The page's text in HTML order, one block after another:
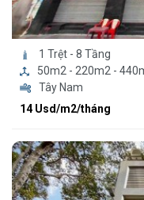
1 Trệt - 8 Tầng
50m2 - 220m2 -
Tây Nam
14 Usd/m2/tháng